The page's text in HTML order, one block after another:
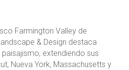
Farmington Valley de
& Design destaca
extendiendo sus
Nueva York, Massachusetts y